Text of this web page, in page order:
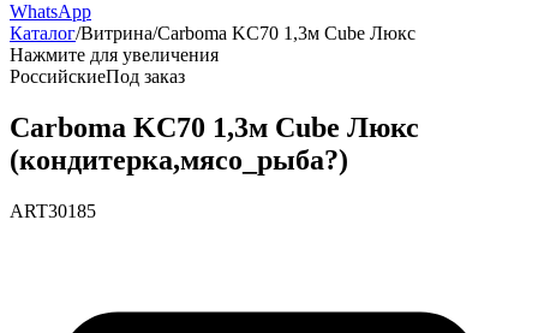
WhatsApp
Каталог/Витрина/Carboma KC70 1,3м Cube Люкс
Нажмите для увеличения
РоссийскиеПод заказ
Carboma KC70 1,3м Cube Люкс
(кондитерка,мясо_рыба?)
ART30185